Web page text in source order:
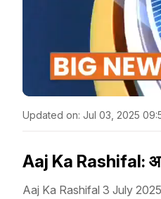
Updated on: Jul 03, 2025
Aaj Ka Rashifal:
Aaj Ka Rashifal 3 July 2025: